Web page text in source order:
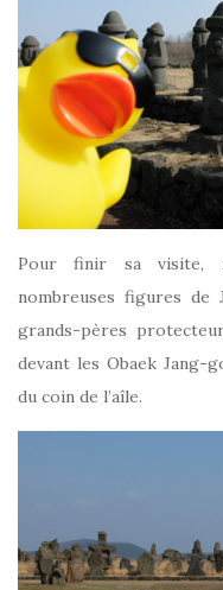
Pour finir sa visite,
nombreuses figures de
grands-pères
devant les Obaek Jang-
du coin de l’aîle.